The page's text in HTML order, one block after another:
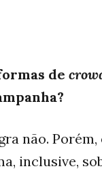
de
não.
inclusive,